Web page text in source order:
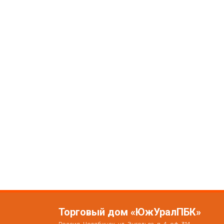
Торговый дом «ЮжУралПБК»